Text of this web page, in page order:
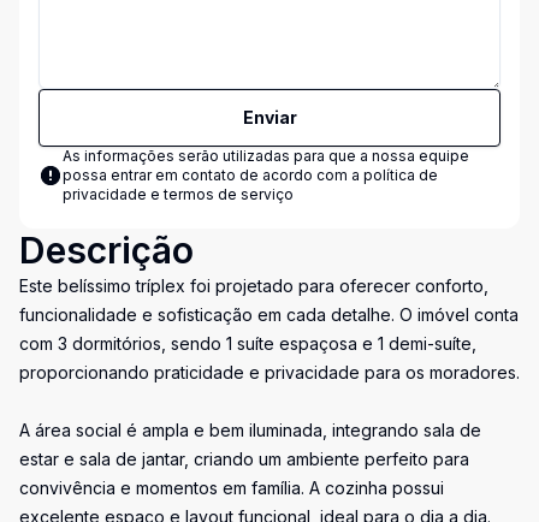
Enviar
As informações serão utilizadas para que a nossa equipe
possa entrar em contato de acordo com a política de
privacidade e termos de serviço
Descrição
Este belíssimo tríplex foi projetado para oferecer conforto,
funcionalidade e sofisticação em cada detalhe. O imóvel conta
com 3 dormitórios, sendo 1 suíte espaçosa e 1 demi-suíte,
proporcionando praticidade e privacidade para os moradores.
A área social é ampla e bem iluminada, integrando sala de
estar e sala de jantar, criando um ambiente perfeito para
convivência e momentos em família. A cozinha possui
excelente espaço e layout funcional, ideal para o dia a dia.